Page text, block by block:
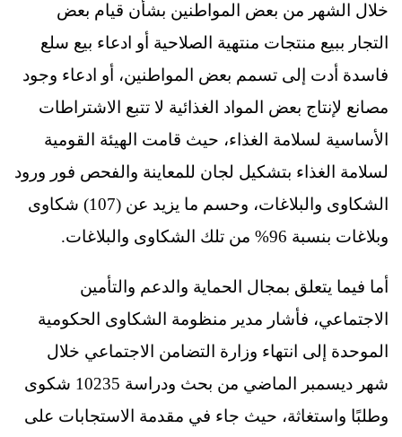
خلال الشهر من بعض المواطنين بشأن قيام بعض
التجار ببيع منتجات منتهية الصلاحية أو ادعاء بيع سلع
فاسدة أدت إلى تسمم بعض المواطنين، أو ادعاء وجود
مصانع لإنتاج بعض المواد الغذائية لا تتبع الاشتراطات
الأساسية لسلامة الغذاء، حيث قامت الهيئة القومية
لسلامة الغذاء بتشكيل لجان للمعاينة والفحص فور ورود
الشكاوى والبلاغات، وحسم ما يزيد عن (107) شكاوى
وبلاغات بنسبة 96% من تلك الشكاوى والبلاغات.
أما فيما يتعلق بمجال الحماية والدعم والتأمين
الاجتماعي، فأشار مدير منظومة الشكاوى الحكومية
الموحدة إلى انتهاء وزارة التضامن الاجتماعي خلال
شهر ديسمبر الماضي من بحث ودراسة 10235 شكوى
وطلبًا واستغاثة، حيث جاء في مقدمة الاستجابات على